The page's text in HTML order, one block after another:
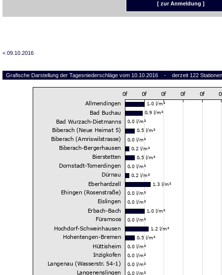
[ zur Anmeldung ]
< 09.10.2016
Grafische Darstellung der Tagesniederschläge vom 10.10.2016 - derzeit 122 Stationen